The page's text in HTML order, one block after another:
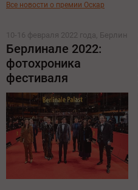
Все новости о премии Оскар
10-16 февраля 2022 года, Берлин
Берлинале 2022:
фотохроника
фестиваля